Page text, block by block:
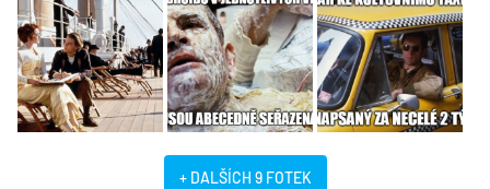
+ DALŠÍCH 9 FOTEK